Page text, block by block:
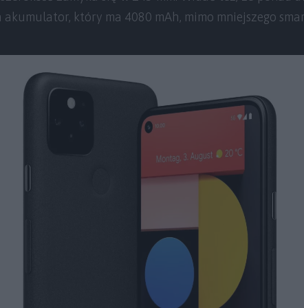
akumulator, który ma 4080 mAh, mimo mniejszego